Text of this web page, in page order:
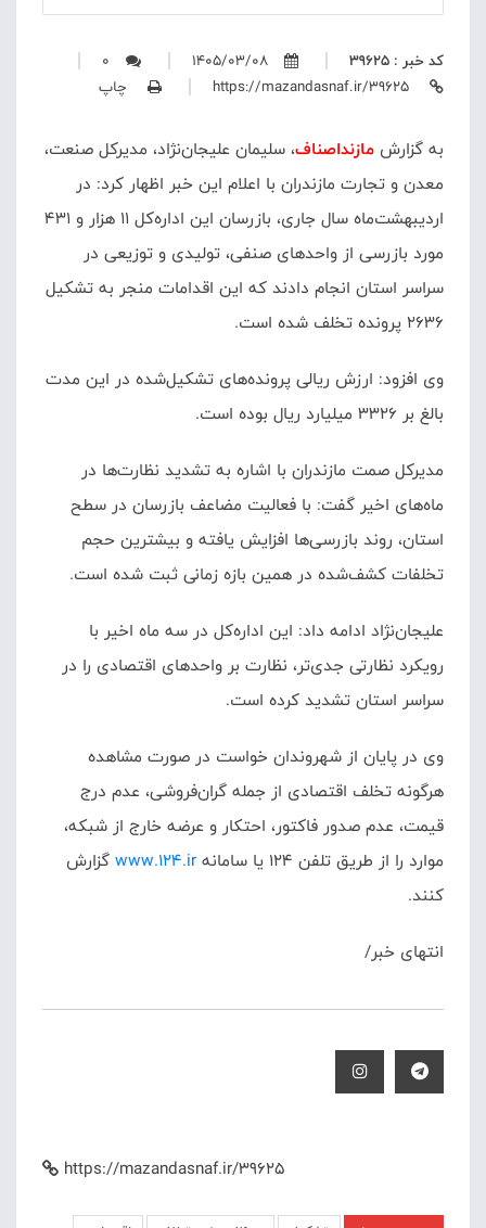
کد خبر : 39625 1405/03/08
0
چاپ
به گزارش مازنداصناف،سلیمان علیجان‌نژاد، مدیرکل صنعت،
معدن و تجارت مازندران با اعلام این خبر اظهار کرد: در
اردیبهشت‌ماه سال جاری، بازرسان این اداره‌کل ۱۱ هزار و ۴۳۱
مورد بازرسی از واحدهای صنفی، تولیدی و توزیعی در
سراسر استان انجام دادند که این اقدامات منجر به تشکیل
۲۶۳۶ پرونده تخلف شده است.
وی افزود: ارزش ریالی پرونده‌های تشکیل‌شده در این مدت
بالغ بر ۳۳۲۶ میلیارد ریال بوده است.
مدیرکل صمت مازندران با اشاره به تشدید نظارت‌ها در
ماه‌های اخیر گفت: با فعالیت مضاعف بازرسان در سطح
استان، روند بازرسی‌ها افزایش یافته و بیشترین حجم
تخلفات کشف‌شده در همین بازه زمانی ثبت شده است.
علیجان‌نژاد ادامه داد: این اداره‌کل در سه ماه اخیر با
رویکرد نظارتی جدی‌تر، نظارت بر واحدهای اقتصادی را در
سراسر استان تشدید کرده است.
وی در پایان از شهروندان خواست در صورت مشاهده
هرگونه تخلف اقتصادی از جمله گران‌فروشی، عدم درج
قیمت، عدم صدور فاکتور، احتکار و عرضه خارج از شبکه،
موارد را از طریق تلفن ۱۲۴ یا سامانه
www.124.irگزارش
کنند.
انتهای خبر/
https://mazandasnaf.ir/39625